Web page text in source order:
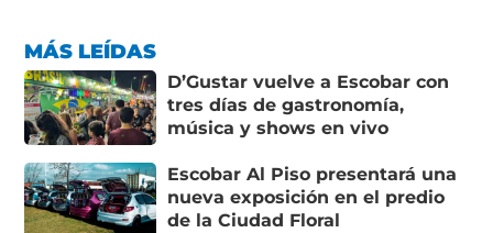
MÁS LEÍDAS
D’Gustar vuelve a Escobar con
tres días de gastronomía,
música y shows en vivo
Escobar Al Piso presentará una
nueva exposición en el predio
de la Ciudad Floral